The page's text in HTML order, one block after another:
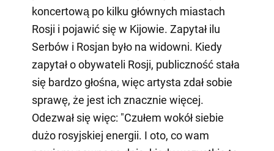
koncertową po kilku głównych miastach
Rosji i pojawić się w Kijowie. Zapytał ilu
Serbów i Rosjan było na widowni. Kiedy
zapytał o obywateli Rosji, publiczność stała
się bardzo głośna, więc artysta zdał sobie
sprawę, że jest ich znacznie więcej.
Odezwał się więc: "Czułem wokół siebie
dużo rosyjskiej energii. I oto, co wam